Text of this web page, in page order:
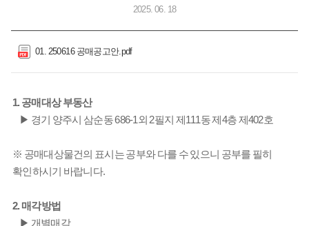
2025. 06. 18
01. 250616 공매공고안.pdf
1. 공매대상 부동산
▶ 경기 양주시 삼순동 686-1외 2필지 제111동 제4층 제402호
※ 공매대상물건의 표시는 공부와 다를 수 있으니 공부를 필히
확인하시기 바랍니다.
2. 매각방법
▶ 개별매각